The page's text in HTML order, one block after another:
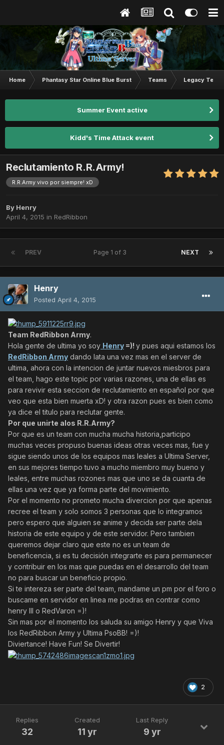
Home Phantasy Star Online Blue Burst Teams Legacy
Summer Event active
Kidd's Time Attack event
Reclutamiento R.R.Army!
R.R.Army vivo por siempre! xD
By Henry
April 4, 2015 in RedRibbon
PREV NEXT
Page 1 of 3
Henry
Posted April 4, 2015
Team RedRibbon Army.
Hola gente de ultima yo soy Henry =)! y pues aqui estamos los
RedRibbon Army dando lata una vez mas en el server de
ultima, ahora con la intencion de juntar nuevos miesbros para
el team, hago este topic por varias razones, una de ellas es
para revivir esta seccion de reclutamiento en español por que
veo que esta bien muerta xD! y otra razon pues es bien como
ya dice el titulo para reclutar gente.
Por que unirte alos R.R.Army?
Por que es un team con mucha mucha historia,participo
muchas veces propuso buenas ideas otras veces mas, fue y
sigue siendo unos de los equipos mas leales a Ultima Server,
en sus mejores tiempo tuvo a mucho miembro muy bueno y
leales, entre muchas rozones mas que uno se da cuanta de
ellas una vez que ya forma parte del movimiento.
Por el momento no prometo mucha divercion por que apenas
recree el team y solo somos 3 personas que lo integramos
pero espero que alguien se anime y decida ser parte dela
historia de este equipo y de este servidor. Pero tambien
queremos dejar claro que este no es un team de
beneficencia, si es tu decisión integrarte es para permanecer
y contribuir en los mas que puedas en el desarrollo del team
no para buscar un beneficio propio.
Si te intereza ser parte del team, mandame un pm por el foro o
buscame en servidor en linea me podras en contrar como
henry III o RedVaron =)!
Sin mas por el momento los saluda su amigo Henry y que Viva
los RedRibbon Army y Ultima PsoBB! =)!
Diviertance! Have Fun! Se Divertir!
2
Replies
32
Created
11 yr
Last Reply
9 yr